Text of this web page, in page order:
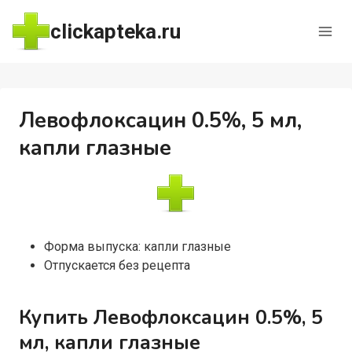
Перейти
содержимому
clickapteka.ru
Левофлоксацин 0.5%, 5 мл,
капли глазные
Форма выпуска: капли глазные
Отпускается без рецепта
Купить Левофлоксацин 0.5%, 5
мл, капли глазные